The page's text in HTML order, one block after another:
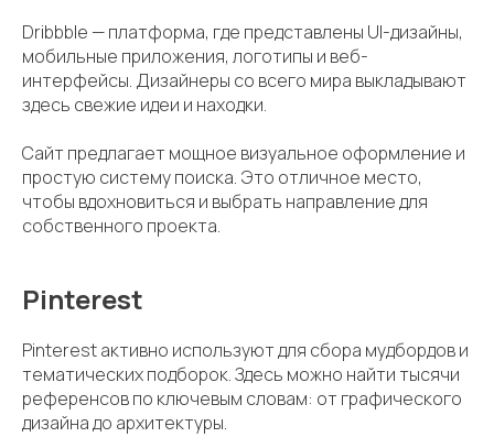
Dribbble — платформа, где представлены UI-дизайны,
мобильные приложения, логотипы и веб-
интерфейсы. Дизайнеры со всего мира выкладывают
здесь свежие идеи и находки.
Сайт предлагает мощное визуальное оформление и
простую систему поиска. Это отличное место,
чтобы вдохновиться и выбрать направление для
собственного проекта.
Pinterest
Pinterest активно используют для сбора мудбордов и
тематических подборок. Здесь можно найти тысячи
референсов по ключевым словам: от графического
дизайна до архитектуры.